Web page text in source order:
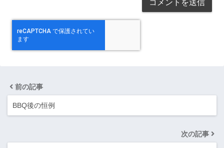
前の記事
BBQ後の恒例
次の記事